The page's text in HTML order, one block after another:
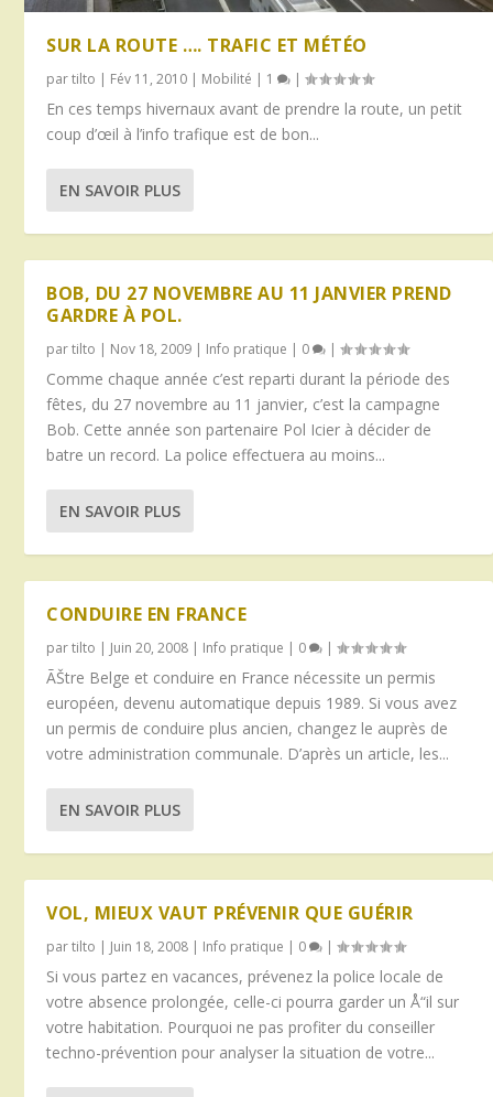
SUR LA ROUTE …. TRAFIC ET MÉTÉO
partilto | Fév 11, 2010 | Mobilité | 1 |
En ces temps hivernaux avant de prendre la route, un petit
coup d’œil à l’info trafique est de bon...
EN SAVOIR PLUS
BOB, DU 27 NOVEMBRE AU 11 JANVIER PREND
GARDRE À POL.
partilto | Nov 18, 2009 | Info pratique | 0 |
Comme chaque année c’est reparti durant la période des
fêtes, du 27 novembre au 11 janvier, c’est la campagne
Bob. Cette année son partenaire Pol Icier à décider de
batre un record. La police effectuera au moins...
EN SAVOIR PLUS
CONDUIRE EN FRANCE
partilto | Juin 20, 2008 | Info pratique | 0 |
ÃŠtre Belge et conduire en France nécessite un permis
européen, devenu automatique depuis 1989. Si vous avez
un permis de conduire plus ancien, changez le auprès de
votre administration communale. D’après un article, les...
EN SAVOIR PLUS
VOL, MIEUX VAUT PRÉVENIR QUE GUÉRIR
partilto | Juin 18, 2008 | Info pratique | 0 |
Si vous partez en vacances, prévenez la police locale de
votre absence prolongée, celle-ci pourra garder un Å“il sur
votre habitation. Pourquoi ne pas profiter du conseiller
techno-prévention pour analyser la situation de votre...